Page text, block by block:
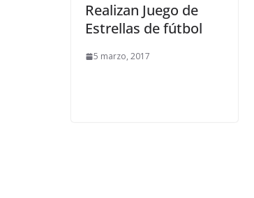
Realizan Juego de
Estrellas de fútbol
5 marzo, 2017